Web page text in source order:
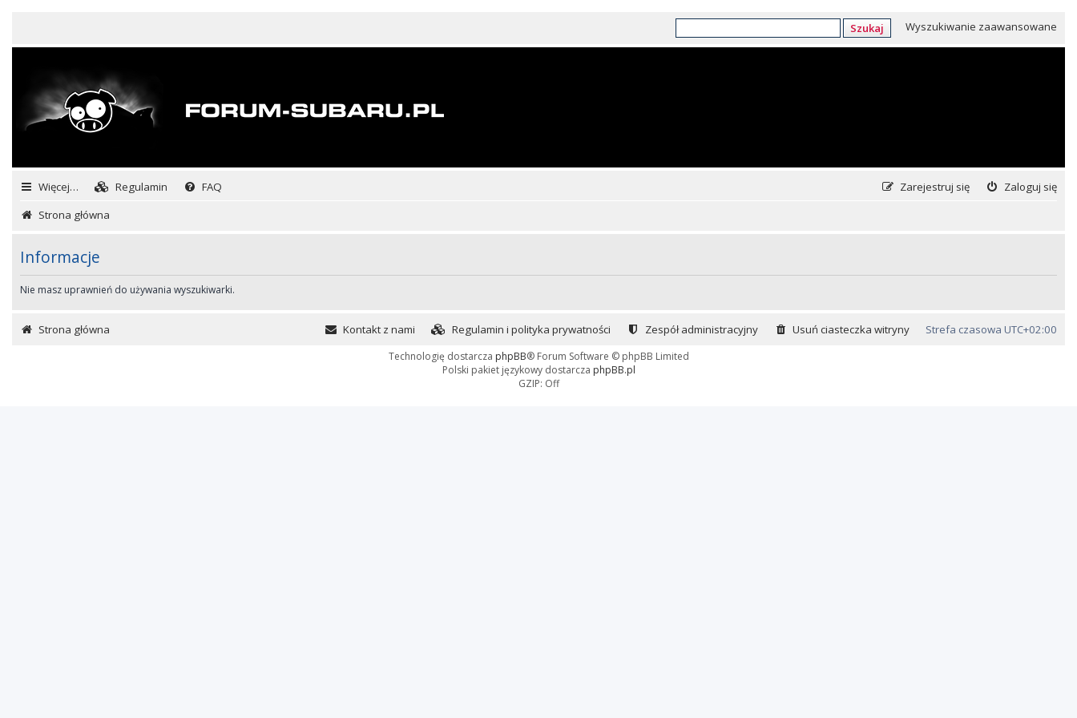
Szukaj Wyszukiwanie zaawansowane
Więcej… Regulamin FAQ Zaloguj się
Zarejestruj się
Strona główna
Informacje
Nie masz uprawnień do używania wyszukiwarki.
Strona główna Strefa czasowa UTC+02:00
Usuń ciasteczka witryny
Zespół administracyjny
Regulamin i polityka prywatności
Kontakt z nami
Technologię dostarcza phpBB® Forum Software © phpBB Limited
Polski pakiet językowy dostarcza phpBB.pl
GZIP: Off